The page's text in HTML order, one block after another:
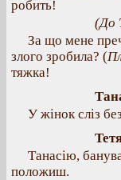
робить!
(До
За що мене
злого зробила? (
тяжка!
У жінок сліз
Танасію,
положиш.